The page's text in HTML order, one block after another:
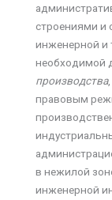
строениями и
инженерной и
необходимой
производства
правовым
в нежилой
инженерной